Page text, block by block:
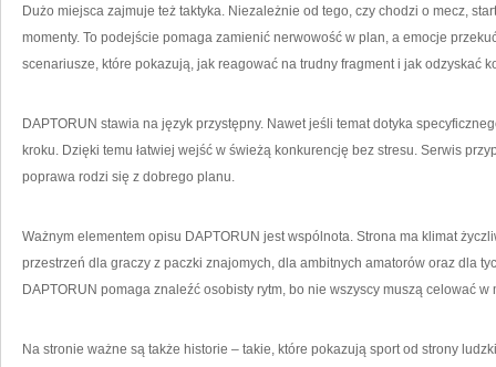
Dużo miejsca zajmuje też taktyka. Niezależnie od tego, czy chodzi o mecz,
momenty. To podejście pomaga zamienić nerwowość w plan, a emocje
scenariusze, które pokazują, jak reagować na trudny fragment i jak odzyskać
DAPTORUN stawia na język przystępny. Nawet jeśli temat dotyka
kroku. Dzięki temu łatwiej wejść w świeżą konkurencję bez stresu. Serwis
poprawa rodzi się z dobrego planu.
Ważnym elementem opisu DAPTORUN jest wspólnota. Strona ma klimat
przestrzeń dla graczy z paczki znajomych, dla ambitnych amatorów oraz dla
DAPTORUN pomaga znaleźć osobisty rytm, bo nie wszyscy muszą celować w
Na stronie ważne są także historie – takie, które pokazują sport od strony